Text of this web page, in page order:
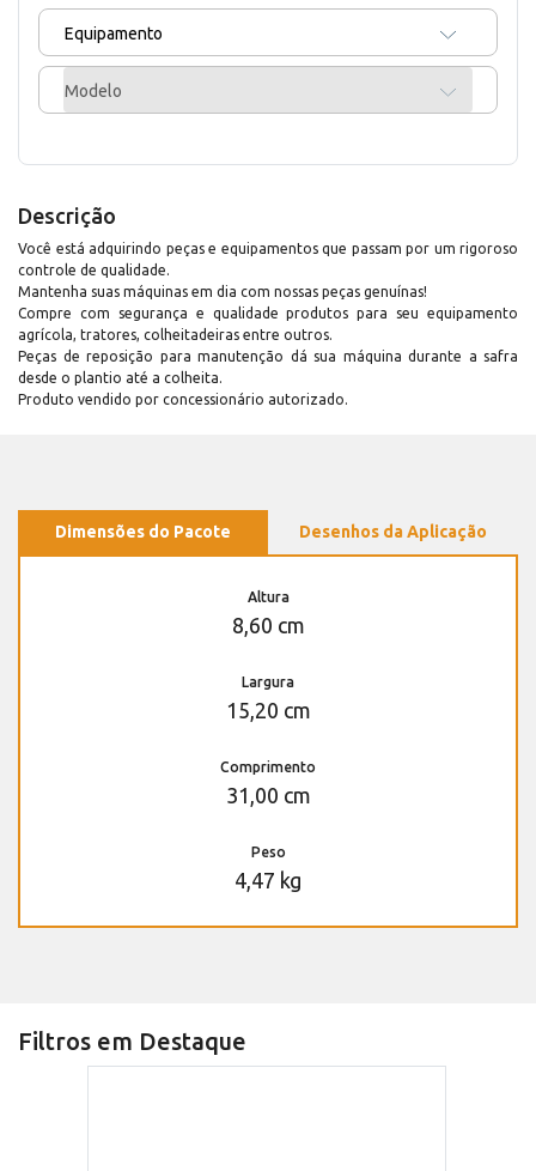
Equipamento
Modelo
Descrição
Você está adquirindo peças e equipamentos que passam por um rigoroso
controle de qualidade.
Mantenha suas máquinas em dia com nossas peças genuínas!
Compre com segurança e qualidade produtos para seu equipamento
agrícola, tratores, colheitadeiras entre outros.
Peças de reposição para manutenção dá sua máquina durante a safra
desde o plantio até a colheita.
Produto vendido por concessionário autorizado.
Dimensões do Pacote Desenhos da Aplicação
Altura
8,60 cm
Largura
15,20 cm
Comprimento
31,00 cm
Peso
4,47 kg
Filtros em Destaque